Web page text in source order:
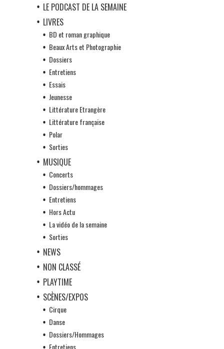
LE PODCAST DE LA SEMAINE
LIVRES
BD et roman graphique
Beaux Arts et Photographie
Dossiers
Entretiens
Essais
Jeunesse
Littérature Etrangère
Littérature française
Polar
Sorties
MUSIQUE
Concerts
Dossiers/hommages
Entretiens
Hors Actu
La vidéo de la semaine
Sorties
NEWS
NON CLASSÉ
PLAYTIME
SCÈNES/EXPOS
Cirque
Danse
Dossiers/Hommages
Entretiens